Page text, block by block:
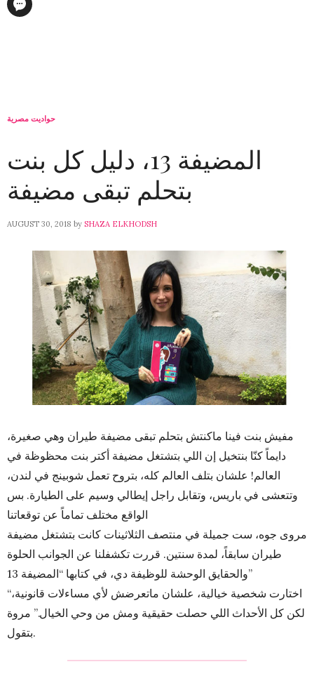
حواديت مصرية
المضيفة 13، دليل كل بنت
بتحلم تبقى مضيفة
AUGUST 30, 2018 by SHAZA ELKHODSH
مفيش بنت فينا ماكنتش بتحلم تبقى مضيفة طيران وهي صغيرة،
دايماً كنّا بنتخيل إن اللي بتشتغل مضيفة أكتر بنت محظوظة في
العالم! علشان بتلف العالم كله، بتروح تعمل شوبينج في لندن،
وتتعشى في باريس، وتقابل راجل إيطالي وسيم على الطيارة. بس
الواقع مختلف تماماً عن توقعاتنا
مروى جوه، ست جميلة في منتصف الثلاثينات كانت بتشتغل مضيفة
طيران سابقاً، لمدة سنتين. قررت تكشفلنا عن الجوانب الحلوة
والحقايق الوحشة للوظيفة دي، في كتابها “المضيفة 13”
“اختارت شخصية خيالية، علشان ماتعرضش لأي مساءلات قانونية،
لكن كل الأحداث اللي حصلت حقيقية ومش من وحي الخيال.” مروة
بتقول.